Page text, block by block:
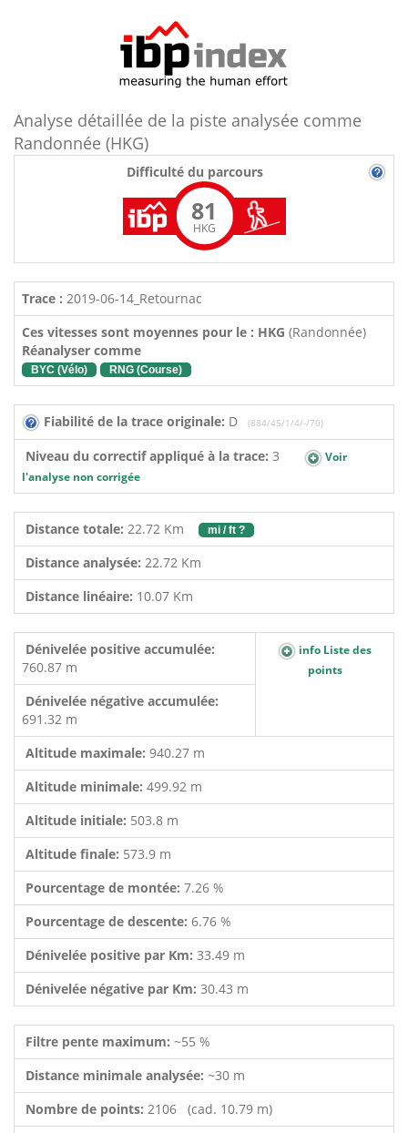
Analyse détaillée de la piste analysée comme
Randonnée (HKG)
Difficulté du parcours
81
HKG
Trace : 2019-06-14_Retournac
Ces vitesses sont moyennes pour le : HKG (Randonnée)
Réanalyser comme
BYC (Vélo) RNG (Course)
Fiabilité de la trace originale: D (884/45/1/4/-/70)
Niveau du correctif appliqué à la trace: 3
Voir
l'analyse non corrigée
Distance totale: 22.72 Km mi / ft ?
Distance analysée: 22.72 Km
Distance linéaire: 10.07 Km
Dénivelée positive accumulée:
760.87 m
info Liste des
points
Dénivelée négative accumulée:
691.32 m
Altitude maximale: 940.27 m
Altitude minimale: 499.92 m
Altitude initiale: 503.8 m
Altitude finale: 573.9 m
Pourcentage de montée: 7.26 %
Pourcentage de descente: 6.76 %
Dénivelée positive par Km: 33.49 m
Dénivelée négative par Km: 30.43 m
Filtre pente maximum: ~55 %
Distance minimale analysée: ~30 m
Nombre de points: 2106 (cad. 10.79 m)